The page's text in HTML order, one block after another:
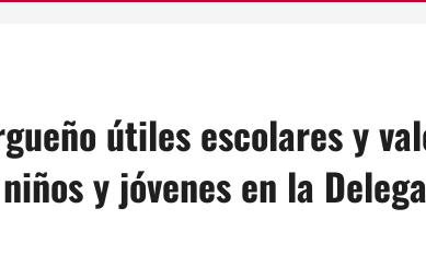
útiles escolares y
y jóvenes en la